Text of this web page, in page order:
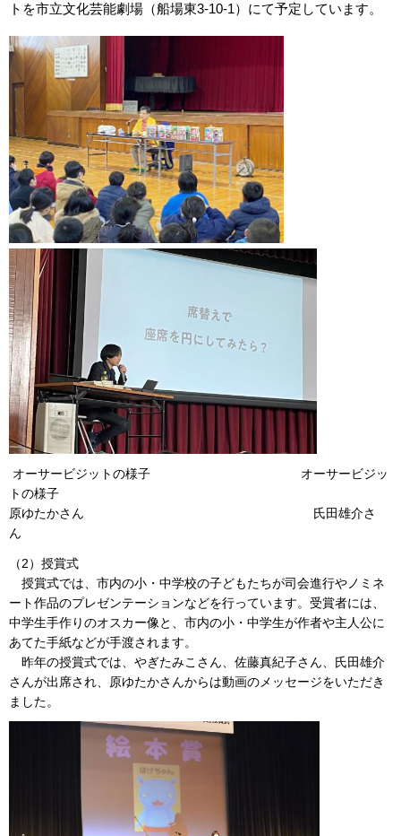
トを市立文化芸能劇場（船場東3-10-1）にて予定しています。
オーサービジットの様子 オーサービジッ
トの様子
原ゆたかさん 氏田雄介さ
ん
（2）授賞式
授賞式では、市内の小・中学校の子どもたちが司会進行やノミネ
ート作品のプレゼンテーションなどを行っています。受賞者には、
中学生手作りのオスカー像と、市内の小・中学生が作者や主人公に
あてた手紙などが手渡されます。
昨年の授賞式では、やぎたみこさん、佐藤真紀子さん、氏田雄介
さんが出席され、原ゆたかさんからは動画のメッセージをいただき
ました。